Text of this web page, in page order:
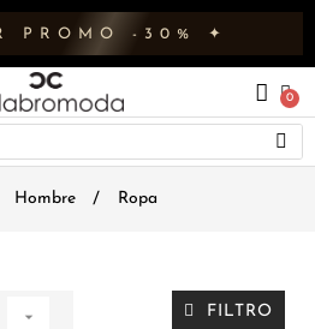
PROMO -30% ✦
Hombre Ropa
 FILTRO